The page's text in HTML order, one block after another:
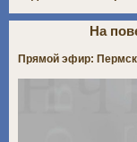
На
Прямой эфир: